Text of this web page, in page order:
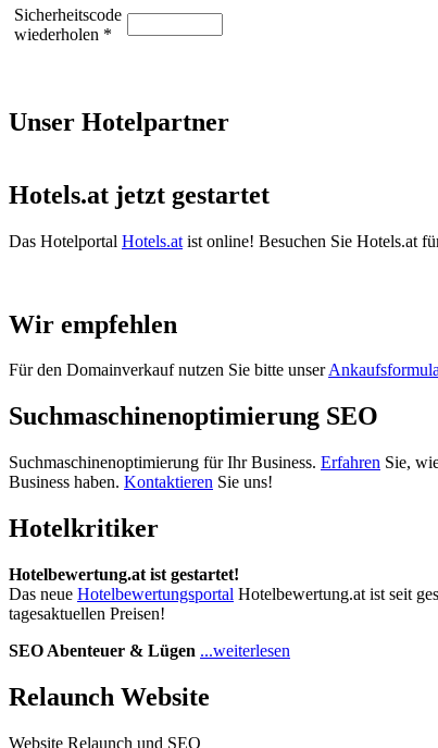
Sicherheitscode
wiederholen *
Unser Hotelpartner
Hotels.at jetzt gestartet
Das Hotelportal Hotels.at ist online! Besuchen Sie Hotels.at
Wir empfehlen
Für den Domainverkauf nutzen Sie bitte unser
Suchmaschinenoptimierung SEO
Suchmaschinenoptimierung für Ihr Business. Erfahren Sie,
Business haben. Kontaktieren Sie uns!
Hotelkritiker
Hotelbewertung.at ist gestartet!
Das neue Hotelbewertungsportal Hotelbewertung.at ist seit
tagesaktuellen Preisen!
SEO Abenteuer & Lügen ...weiterlesen
Relaunch Website
Website Relaunch und SEO